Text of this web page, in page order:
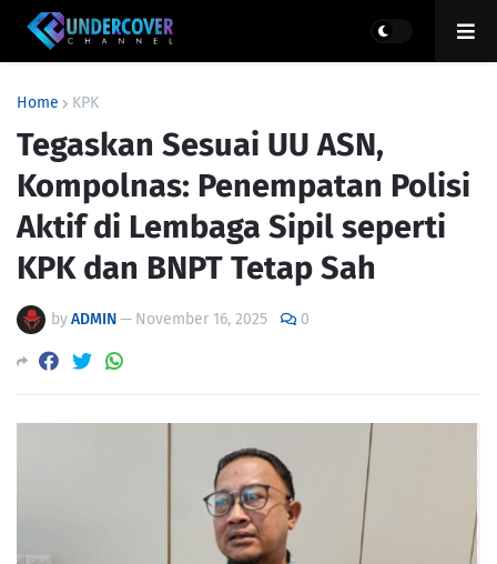
Home KPK
Tegaskan Sesuai UU ASN,
Kompolnas: Penempatan Polisi
Aktif di Lembaga Sipil seperti
KPK dan BNPT Tetap Sah
byADMIN— November 16, 2025 0